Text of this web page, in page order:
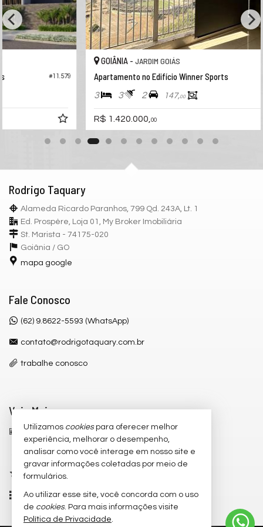
#11.699
JARDIM GOIÁS
Apartamento no Edifício Winner Sports
147,00
R$ 1.420.000, 00
Rodrigo Taquary
Alameda Ricardo Paranhos, 799 Qd. 243A, Lt. 1
Ed. Prospère, Loja 01, My Broker Imobiliária
St. Marista - 74175-020
Goiânia / GO
mapa google
Fale Conosco
(62) 9.8622-5593 (WhatsApp)
contato@rodrigotaquary.com.br
trabalhe conosco
Veja Mais
receba nosso newsletter
cadastre seu imóvel
imóveis favoritos
mapa de imóveis
Utilizamos cookiespara oferecer melhor
experiência, melhorar o desempenho,
analisar como você interage em nosso site e
gravar informações coletadas por meio de
formulários.
Ao utilizar esse site, você concorda com o uso
de cookies. Para mais informações visite
Política de Privacidade.